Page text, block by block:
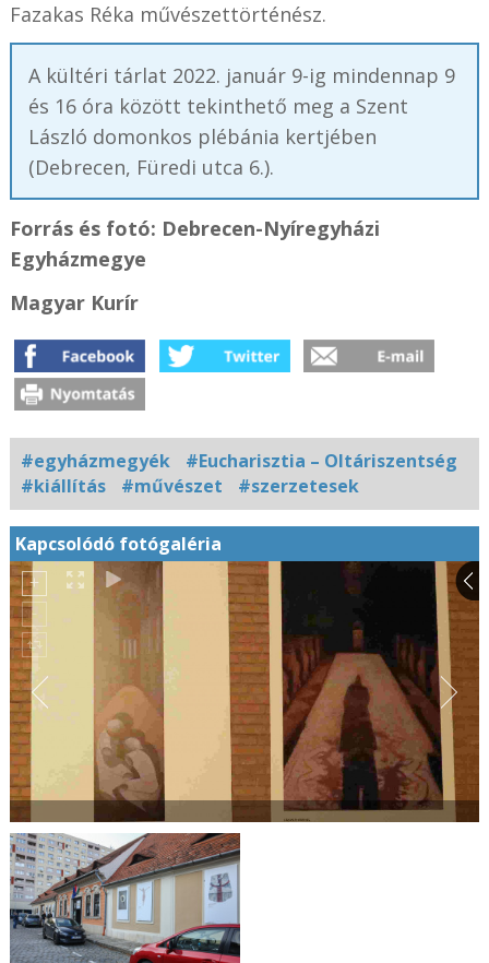
Fazakas Réka művészettörténész.
A kültéri tárlat 2022. január 9-ig mindennap 9
és 16 óra között tekinthető meg a Szent
László domonkos plébánia kertjében
(Debrecen, Füredi utca 6.).
Forrás és fotó: Debrecen-Nyíregyházi
Egyházmegye
Magyar Kurír
#egyházmegyék
#Eucharisztia – Oltáriszentség
#kiállítás
#művészet #szerzetesek
Kapcsolódó fotógaléria